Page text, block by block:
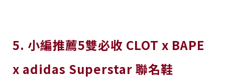
5. 小編推薦5雙必收 CLOT x BAPE
x adidas Superstar 聯名鞋